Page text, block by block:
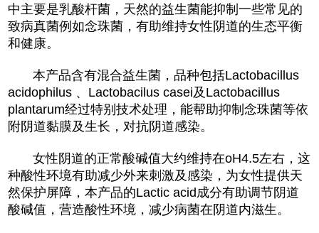
中主要是乳酸杆菌，天然的益生菌能抑制一些常见的
致病真菌例如念珠菌，有助维持女性阴道的生态平衡
和健康。
本产品含有混合益生菌，品种包括Lactobacillus
acidophilus 、Lactobacilus casei及Lactobacillus
plantarum经过特别技术处理，能帮助抑制念珠菌等依
附阴道黏膜及生长，对抗阴道感染。
女性阴道的正常酸碱值大约维持在oH4.5左右，这
种酸性环境有助减少外来刺激及感染，为女性提供天
然保护屏障，本产品的Lactic acid成分有助调节阴道
酸碱值，营造酸性环境，减少病菌在阴道内滋生。